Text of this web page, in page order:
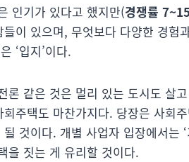
인기가 있다고 했지만(경쟁률
이 있으며, 무엇보다 다양한 경
‘입지’이다.
론 같은 것은 멀리 있는 도시도 살
주택도 마찬가지다. 당장은 사회
것이다. 개별 사업자 입장에서는
을 짓는 게 유리할 것이다.